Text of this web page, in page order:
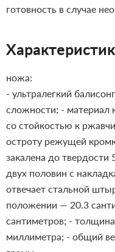
готовность в случае
ножа:
- ультралегкий
сложности; - материал
со стойкостью к
остроту режущей
закалена до твердости
двух половин с
отвечает стальной
положении — 20.3
сантиметров; - толщина
миллиметра; - общий